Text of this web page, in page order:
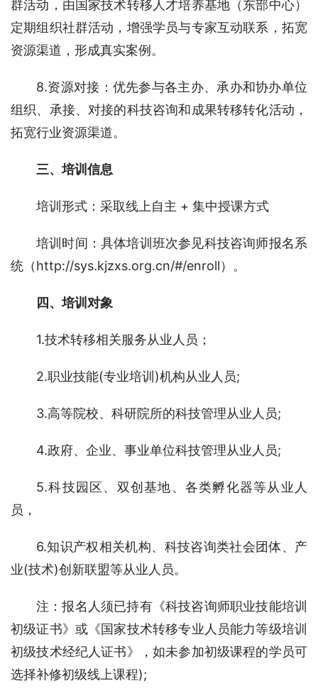
群活动，由国家技术转移人才培养基地（东部中心）
定期组织社群活动，增强学员与专家互动联系，拓宽
资源渠道，形成真实案例。
8.资源对接：优先参与各主办、承办和协办单位
组织、承接、对接的科技咨询和成果转移转化活动，
拓宽行业资源渠道。
三、培训信息
培训形式：采取线上自主 + 集中授课方式
培训时间：具体培训班次参见科技咨询师报名系
统（http://sys.kjzxs.org.cn/#/enroll）。
四、培训对象
1.技术转移相关服务从业人员；
2.职业技能(专业培训)机构从业人员;
3.高等院校、科研院所的科技管理从业人员;
4.政府、企业、事业单位科技管理从业人员;
5.科技园区、双创基地、各类孵化器等从业人
员，
6.知识产权相关机构、科技咨询类社会团体、产
业(技术)创新联盟等从业人员。
注：报名人须已持有《科技咨询师职业技能培训
初级证书》或《国家技术转移专业人员能力等级培训
初级技术经纪人证书》，如未参加初级课程的学员可
选择补修初级线上课程);